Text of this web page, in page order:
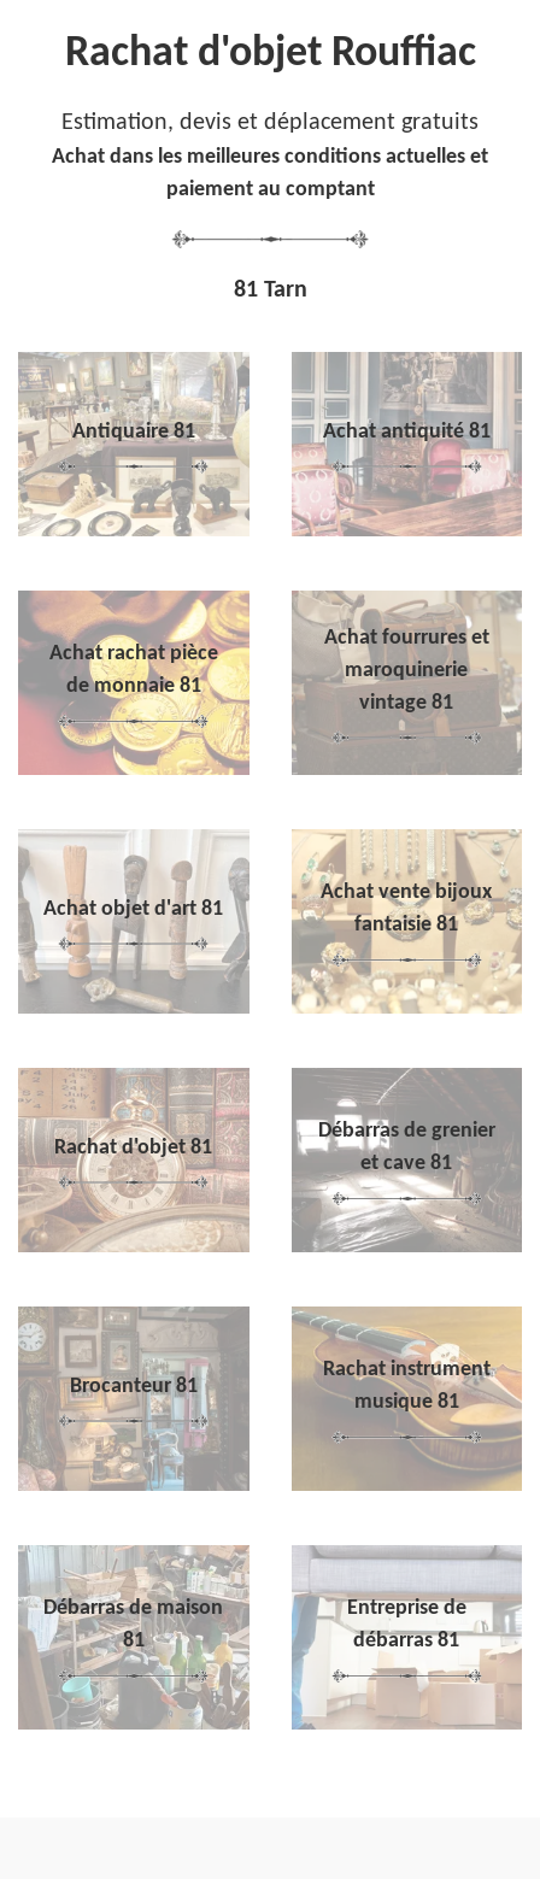
Rachat d'objet Rouffiac
Estimation, devis et déplacement gratuits
Achat dans les meilleures conditions actuelles et
paiement au comptant
81 Tarn
Antiquaire 81 Achat antiquité 81
Achat rachat pièce
de monnaie 81
Achat fourrures et
maroquinerie
vintage 81
Achat objet d'art 81
Achat vente bijoux
fantaisie 81
Rachat d'objet 81
Débarras de grenier
et cave 81
Brocanteur 81
Rachat instrument
musique 81
Débarras de maison
81
Entreprise de
débarras 81